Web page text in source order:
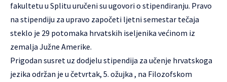
fakultetu u Splitu uručeni su ugovori o stipendiranju. Pravo
na stipendiju za upravo započeti ljetni semestar tečaja
steklo je 29 potomaka hrvatskih iseljenika većinom iz
zemalja Južne Amerike.
Prigodan susret uz dodjelu stipendija za učenje hrvatskoga
jezika održan je u četvrtak, 5. ožujka , na Filozofskom